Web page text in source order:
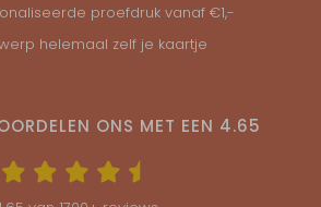
proefdruk vanaf €1,-
helemaal zelf je kaartje
ONS MET EEN 4.65